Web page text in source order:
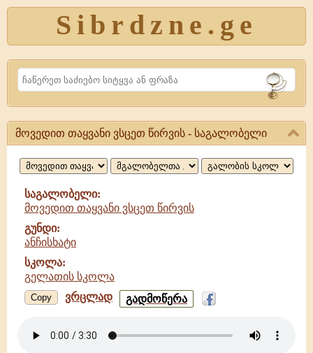
Sibrdzne.ge
Search
მოვედით
თაყვანი
ვსცეთ
წირვის,
საგალობელი
მოვედით თაყვანი ვსცეთ წირვის - საგალობელი
საგალობელი:
მოვედით თაყვანი ვსცეთ წირვის
გუნდი:
ანჩისხატი
სკოლა:
გელათის სკოლა
Copy ვრცლად მოვედით
თაყვანი
წირვის
გადმოწერა